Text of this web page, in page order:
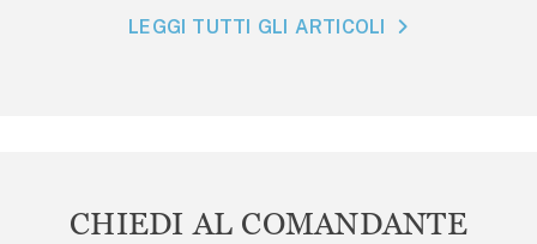
LEGGI TUTTI GLI ARTICOLI
CHIEDI AL COMANDANTE